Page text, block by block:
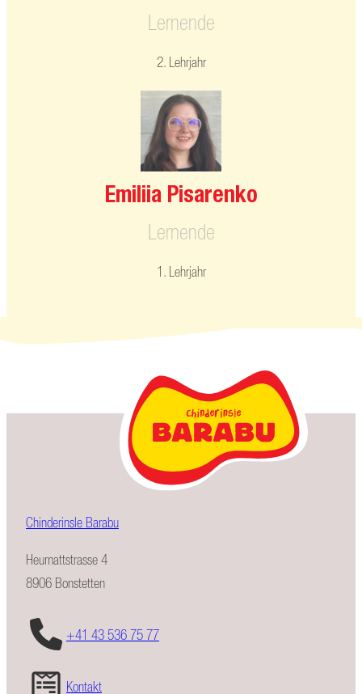
Lernende
2. Lehrjahr
Emiliia Pisarenko
Lernende
1. Lehrjahr
Chinderinsle Barabu
Heumattstrasse 4
8906 Bonstetten
+41 43 536 75 77
Kontakt